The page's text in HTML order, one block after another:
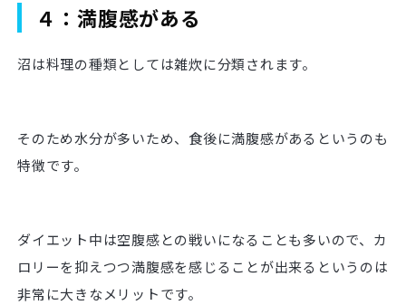
４：満腹感がある
沼は料理の種類としては雑炊に分類されます。
そのため水分が多いため、食後に満腹感があるというのも
特徴です。
ダイエット中は空腹感との戦いになることも多いので、カ
ロリーを抑えつつ満腹感を感じることが出来るというのは
非常に大きなメリットです。